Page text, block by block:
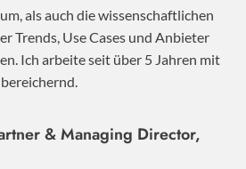
als auch die wissenschaftlichen
Trends, Use Cases und Anbieter
Ich arbeite seit über 5 Jahren mit
& Managing Director,